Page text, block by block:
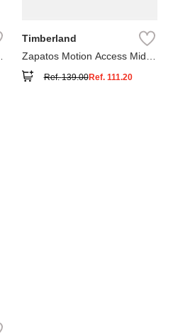
Timberland
Zapatos Motion Access Mid
Ref.139.00Ref. 111.20